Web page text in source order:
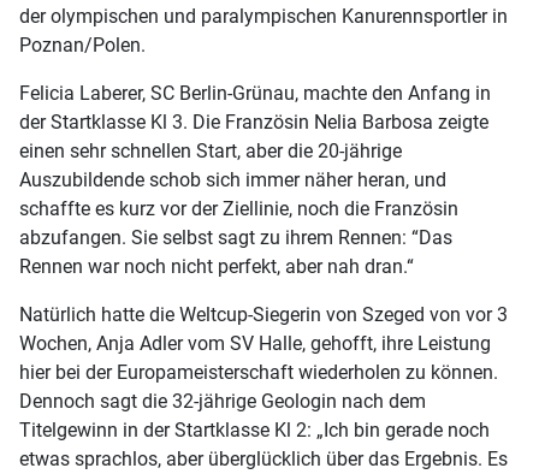
der olympischen und paralympischen Kanurennsportler in
Poznan/Polen.
Felicia Laberer, SC Berlin-Grünau, machte den Anfang in
der Startklasse Kl 3. Die Französin Nelia Barbosa zeigte
einen sehr schnellen Start, aber die 20-jährige
Auszubildende schob sich immer näher heran, und
schaffte es kurz vor der Ziellinie, noch die Französin
abzufangen. Sie selbst sagt zu ihrem Rennen: “Das
Rennen war noch nicht perfekt, aber nah dran.“
Natürlich hatte die Weltcup-Siegerin von Szeged von vor 3
Wochen, Anja Adler vom SV Halle, gehofft, ihre Leistung
hier bei der Europameisterschaft wiederholen zu können.
Dennoch sagt die 32-jährige Geologin nach dem
Titelgewinn in der Startklasse Kl 2: „Ich bin gerade noch
etwas sprachlos, aber überglücklich über das Ergebnis. Es